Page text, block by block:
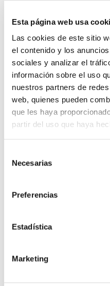
Esta página web usa
Las cookies de este sitio
el contenido y los
sociales y analizar el
información sobre el uso
nuestros partners de
web, quienes pueden
que les haya
partir del uso que haya
Necesarias
Preferencias
Estadística
Marketing
Otros títulos
El diario de Álex 3: ¡Álex,
cámara y acción!
Garrido
9,49€